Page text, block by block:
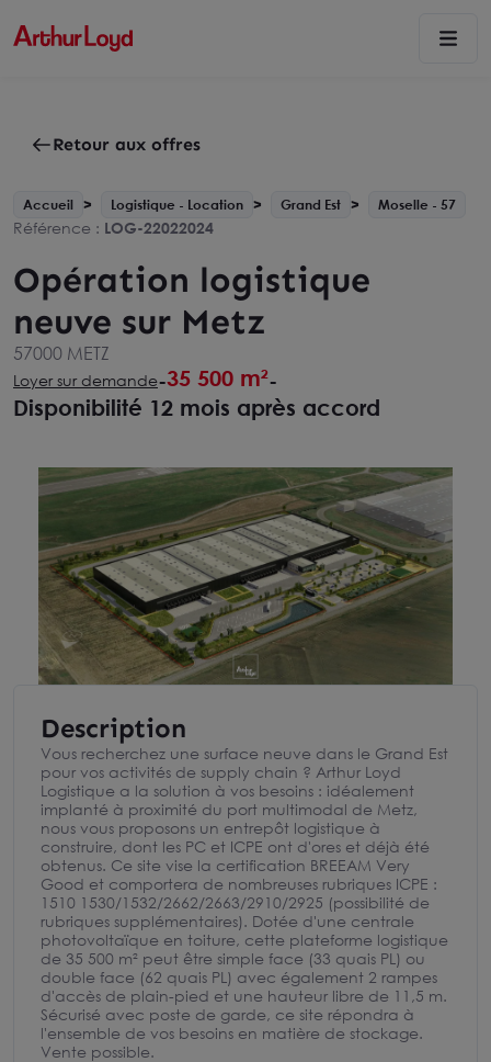
Retour aux offres
Accueil Logistique - Location Grand Est Moselle - 57
Référence : LOG-22022024
Opération logistique
neuve sur Metz
57000 METZ
Loyer sur demande-35 500 m²-
Disponibilité 12 mois après accord
Description
Vous recherchez une surface neuve dans le Grand Est
pour vos activités de supply chain ? Arthur Loyd
Logistique a la solution à vos besoins : idéalement
implanté à proximité du port multimodal de Metz,
nous vous proposons un entrepôt logistique à
construire, dont les PC et ICPE ont d'ores et déjà été
obtenus. Ce site vise la certification BREEAM Very
Good et comportera de nombreuses rubriques ICPE :
1510 1530/1532/2662/2663/2910/2925 (possibilité de
rubriques supplémentaires). Dotée d'une centrale
photovoltaïque en toiture, cette plateforme logistique
de 35 500 m² peut être simple face (33 quais PL) ou
double face (62 quais PL) avec également 2 rampes
d'accès de plain-pied et une hauteur libre de 11,5 m.
Sécurisé avec poste de garde, ce site répondra à
l'ensemble de vos besoins en matière de stockage.
Vente possible.